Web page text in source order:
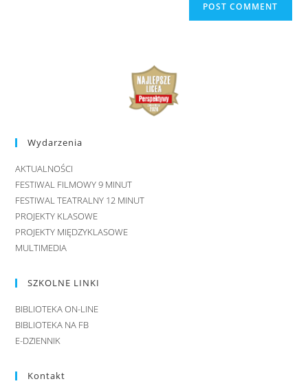
Wydarzenia
AKTUALNOŚCI
FESTIWAL FILMOWY 9 MINUT
FESTIWAL TEATRALNY 12 MINUT
PROJEKTY KLASOWE
PROJEKTY MIĘDZYKLASOWE
MULTIMEDIA
SZKOLNE LINKI
BIBLIOTEKA ON-LINE
BIBLIOTEKA NA FB
E-DZIENNIK
Kontakt